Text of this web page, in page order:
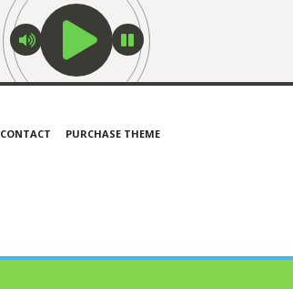
CONTACT
PURCHASE THEME